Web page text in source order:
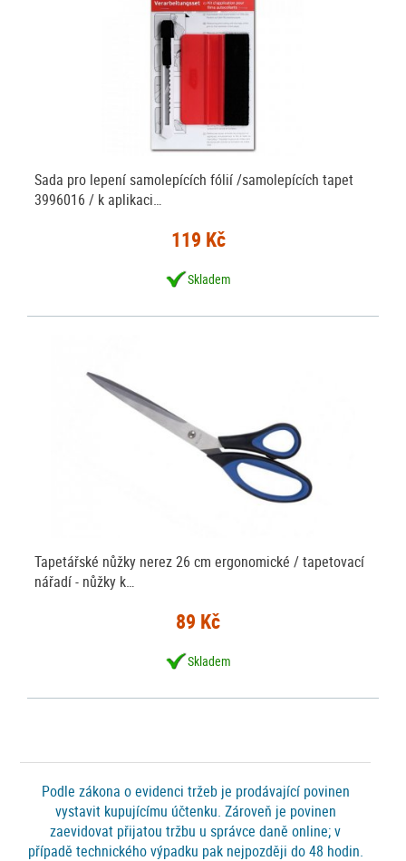
Sada pro lepení samolepících fólií /samolepících tapet
3996016 / k aplikaci…
119 Kč
Skladem
Tapetářské nůžky nerez 26 cm ergonomické / tapetovací
nářadí - nůžky k…
89 Kč
Skladem
Podle zákona o evidenci tržeb je prodávající povinen
vystavit kupujícímu účtenku. Zároveň je povinen
zaevidovat přijatou tržbu u správce daně online; v
případě technického výpadku pak nejpozději do 48 hodin.